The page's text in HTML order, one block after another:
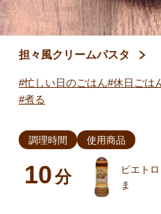
担々風クリームパスタ
忙しい日のごはん 休日ごは
煮る
調理時間
10分
使用商品
ピエト
ま